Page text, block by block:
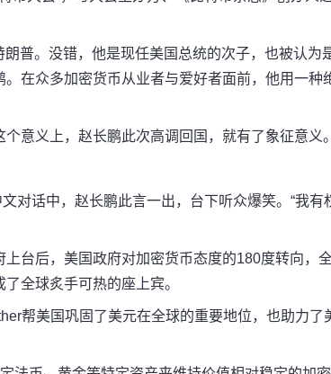
普。没错，他是现任美国总统的次子，也被认为
在众多加密货币从业者与爱好者面前，他用一种
意义上，赵长鹏此次高调回国，就有了象征意义。
对话中，赵长鹏此言一出，台下听众爆笑。“我有
台后，美国政府对加密货币态度的180度转向，
全球炙手可热的座上宾。
帮美国巩固了美元在全球的重要地位，也助力了